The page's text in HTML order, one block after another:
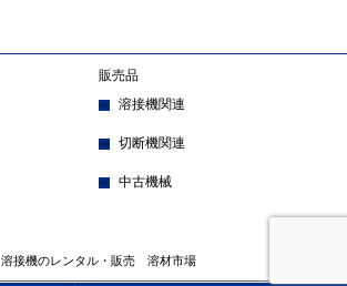
販売品
溶接機関連
切断機関連
中古機械
溶接機のレンタル・販売 溶材市場